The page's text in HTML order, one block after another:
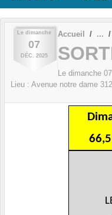
Le dimanche
07
DÉC. 2025
Accueil
Le dimanche 07
Lieu : Avenue notre dame